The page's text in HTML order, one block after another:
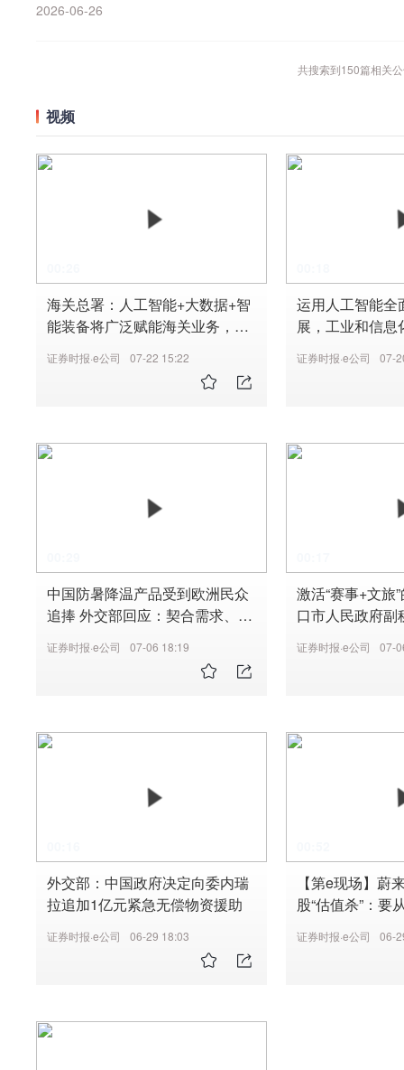
2026-06-26
共搜索到150篇相关
视频
海关总署：人工智能+大数据+智
能装备将广泛赋能海关业务，让
证券时报·e公司 07-22 15:22
运用人工智能全
展，工业和信
患者
证券时报·e公司 07-
中国防暑降温产品受到欧洲民众
追捧 外交部回应：契合需求、物
证券时报·e公司 07-06 18:19
激活“赛事+文旅
口市人民政府副
行游购娱”全链条
证券时报·e公司 07-
外交部：中国政府决定向委内瑞
拉追加1亿元紧急无偿物资援助
证券时报·e公司 06-29 18:03
【第e现场】蔚
股“估值杀”：要
证券时报·e公司 06-